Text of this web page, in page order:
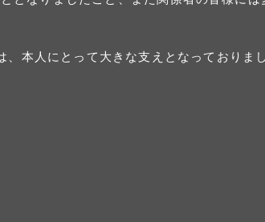
本人にとって大きな支えとなっておりまし